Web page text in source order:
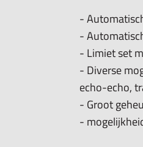
- Echo-echo:
- De metalen
- Scan:
- Vertoont
vertoont ook
- Meetbereik:
-
-
- Limiet set
- Diverse
echo-echo,
- Groot
-